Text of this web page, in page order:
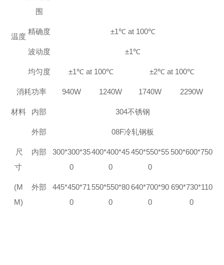
温度
围
精确度 ±1℃ at 100℃
波动度 ±1℃
均匀度 ±1℃ at 100℃ ±2℃ at 100℃
消耗功率 940W 1240W 1740W 2290W
材料 内部 304不锈钢
外部 08F冷轧钢板
尺
寸
(M
M)
内部
300*300*35
0
400*400*45
0
450*550*55
0
500*600*750
外部
445*450*71
0
550*550*80
0
640*700*90
0
690*730*110
0